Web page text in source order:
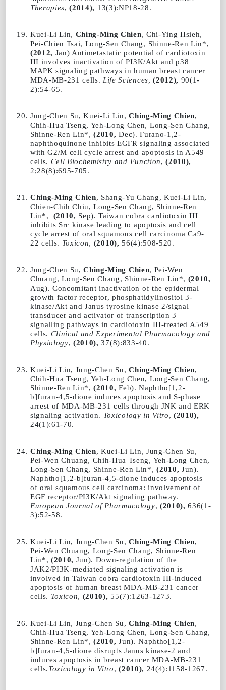
Therapies, (2014), 13(3):NP18-28.
Kuei-Li Lin, Ching-Ming Chien, Chi-Ying Hsieh,
Pei-Chien Tsai, Long-Sen Chang, Shinne-Ren Lin*,
(2012, Jan) Antimetastatic potential of cardiotoxin
III involves inactivation of PI3K/Akt and p38
MAPK signaling pathways in human breast cancer
MDA-MB-231 cells. Life Sciences,(2012), 90(1-
2):54-65.
Jung-Chen Su, Kuei-Li Lin,Ching-Ming Chien,
Chih-Hua Tseng, Yeh-Long Chen, Long-Sen Chang,
Shinne-Ren Lin*,(2010, Dec). Furano-1,2-
naphthoquinone inhibits EGFR signaling associated
with G2/M cell cycle arrest and apoptosis in A549
cells. Cell Biochemistry and Function, (2010),
2;28(8):695-705.
Ching-Ming Chien, Shang-Yu Chang, Kuei-Li Lin,
Chien-Chih Chiu, Long-Sen Chang, Shinne-Ren
Lin*, (2010, Sep). Taiwan cobra cardiotoxin III
inhibits Src kinase leading to apoptosis and cell
cycle arrest of oral squamous cell carcinoma Ca9-
22 cells. Toxicon, (2010),56(4):508-520.
Jung-Chen Su, Ching-Ming Chien, Pei-Wen
Chuang, Long-Sen Chang, Shinne-Ren Lin*, (2010,
Aug). Concomitant inactivation of the epidermal
growth factor receptor, phosphatidylinositol 3-
kinase/Akt and Janus tyrosine kinase 2/signal
transducer and activator of transcription 3
signalling pathways in cardiotoxin III-treated A549
cells. Clinical and Experimental Pharmacology and
Physiology,(2010),37(8):833-40.
Kuei-Li Lin, Jung-Chen Su,Ching-Ming Chien,
Chih-Hua Tseng, Yeh-Long Chen, Long-Sen Chang,
Shinne-Ren Lin*,(2010, Feb). Naphtho[1,2-
b]furan-4,5-dione induces apoptosis and S-phase
arrest of MDA-MB-231 cells through JNK and ERK
signaling activation. Toxicology in Vitro, (2010),
24(1):61-70.
Ching-Ming Chien, Kuei-Li Lin, Jung-Chen Su,
Pei-Wen Chuang, Chih-Hua Tseng, Yeh-Long Chen,
Long-Sen Chang, Shinne-Ren Lin*,(2010, Jun).
Naphtho[1,2-b]furan-4,5-dione induces apoptosis
of oral squamous cell carcinoma: involvement of
EGF receptor/PI3K/Akt signaling pathway.
European Journal of Pharmacology, (2010),636(1-
3):52-58.
Kuei-Li Lin, Jung-Chen Su,Ching-Ming Chien,
Pei-Wen Chuang, Long-Sen Chang, Shinne-Ren
Lin*,(2010, Jun). Down-regulation of the
JAK2/PI3K-mediated signaling activation is
involved in Taiwan cobra cardiotoxin III-induced
apoptosis of human breast MDA-MB-231 cancer
cells. Toxicon, (2010),55(7):1263-1273.
Kuei-Li Lin, Jung-Chen Su,Ching-Ming Chien,
Chih-Hua Tseng, Yeh-Long Chen, Long-Sen Chang,
Shinne-Ren Lin*,(2010, Jun). Naphtho[1,2-
b]furan-4,5-dione disrupts Janus kinase-2 and
induces apoptosis in breast cancer MDA-MB-231
cells.Toxicology in Vitro,(2010), 24(4):1158-1267.